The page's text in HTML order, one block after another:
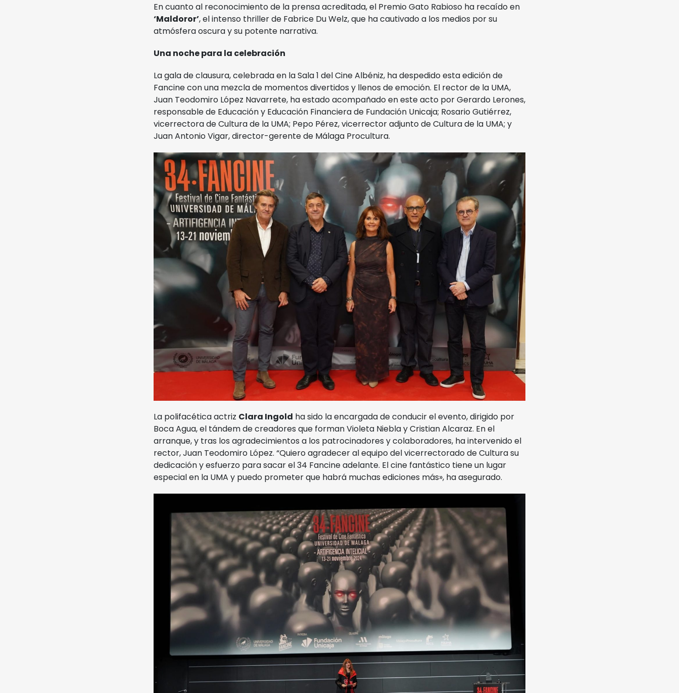
En cuanto al reconocimiento de la prensa acreditada, el Premio Gato Rabioso ha recaído en
‘Maldoror’, el intenso thriller de Fabrice Du Welz, que ha cautivado a los medios por su
atmósfera oscura y su potente narrativa.
Una noche para la celebración
La gala de clausura, celebrada en la Sala 1 del Cine Albéniz, ha despedido esta edición de
Fancine con una mezcla de momentos divertidos y llenos de emoción. El rector de la UMA,
Juan Teodomiro López Navarrete, ha estado acompañado en este acto por Gerardo Lerones,
responsable de Educación y Educación Financiera de Fundación Unicaja; Rosario Gutiérrez,
vicerrectora de Cultura de la UMA; Pepo Pérez, vicerrector adjunto de Cultura de la UMA; y
Juan Antonio Vigar, director-gerente de Málaga Procultura.
La polifacética actriz Clara Ingold ha sido la encargada de conducir el evento, dirigido por
Boca Agua, el tándem de creadores que forman Violeta Niebla y Cristian Alcaraz. En el
arranque, y tras los agradecimientos a los patrocinadores y colaboradores, ha intervenido el
rector, Juan Teodomiro López. “Quiero agradecer al equipo del vicerrectorado de Cultura su
dedicación y esfuerzo para sacar el 34 Fancine adelante. El cine fantástico tiene un lugar
especial en la UMA y puedo prometer que habrá muchas ediciones más», ha asegurado.